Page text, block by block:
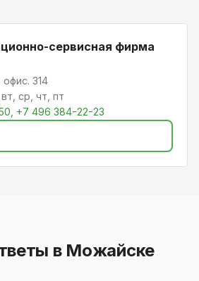
сервисная фирма
офис. 314
ср, чт, пт
+7 496 384-22-23
в Можайске